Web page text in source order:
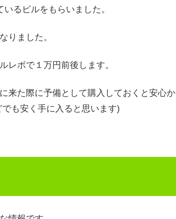
るピルをもらいました。
りました。
レボで１万円前後します。
来た際に予備として購入しておくと安心か
も安く手に入ると思います)